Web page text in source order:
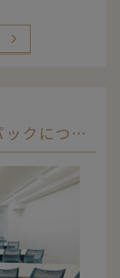
\\大好評// 連日利用パックについて